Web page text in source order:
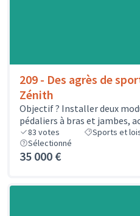
209 - Des agrès de
Zénith
Objectif ? Installer deux
pédaliers à bras et jambes,
83 votes Sports et
Sélectionné
35 000 €